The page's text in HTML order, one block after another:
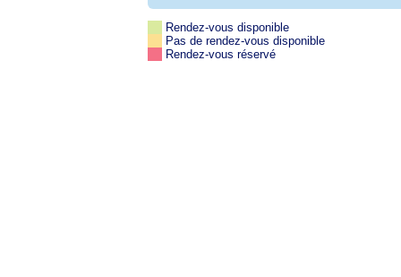
Rendez-vous disponible
Pas de rendez-vous disponible
Rendez-vous réservé